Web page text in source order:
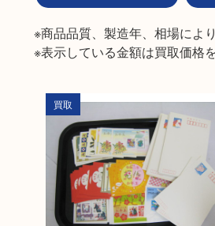
※商品品質、製造年、相場によ
※表示している金額は買取価格
買取